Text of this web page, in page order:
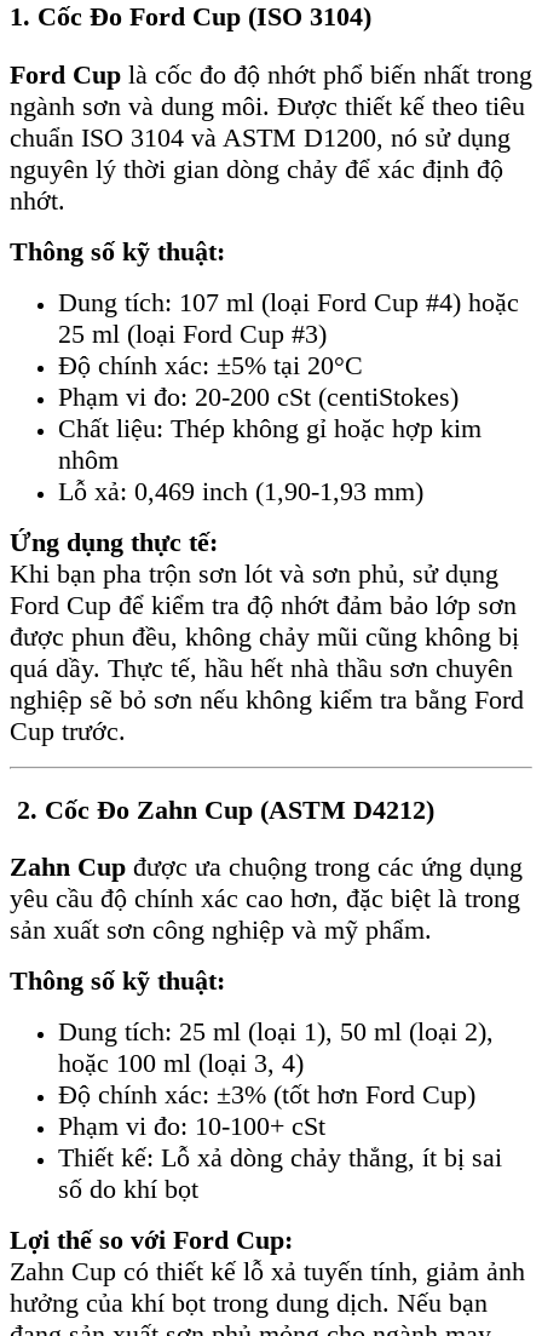
1. Cốc Đo Ford Cup (ISO 3104)
Ford Cup là cốc đo độ nhớt phổ biến nhất trong
ngành sơn và dung môi. Được thiết kế theo tiêu
chuẩn ISO 3104 và ASTM D1200, nó sử dụng
nguyên lý thời gian dòng chảy để xác định độ
nhớt.
Thông số kỹ thuật:
Dung tích: 107 ml (loại Ford Cup #4) hoặc
25 ml (loại Ford Cup #3)
Độ chính xác: ±5% tại 20°C
Phạm vi đo: 20-200 cSt (centiStokes)
Chất liệu: Thép không gỉ hoặc hợp kim
nhôm
Lỗ xả: 0,469 inch (1,90-1,93 mm)
Ứng dụng thực tế:
Khi bạn pha trộn sơn lót và sơn phủ, sử dụng
Ford Cup để kiểm tra độ nhớt đảm bảo lớp sơn
được phun đều, không chảy mũi cũng không bị
quá dầy. Thực tế, hầu hết nhà thầu sơn chuyên
nghiệp sẽ bỏ sơn nếu không kiểm tra bằng Ford
Cup trước.
2. Cốc Đo Zahn Cup (ASTM D4212)
Zahn Cup được ưa chuộng trong các ứng dụng
yêu cầu độ chính xác cao hơn, đặc biệt là trong
sản xuất sơn công nghiệp và mỹ phẩm.
Thông số kỹ thuật:
Dung tích: 25 ml (loại 1), 50 ml (loại 2),
hoặc 100 ml (loại 3, 4)
Độ chính xác: ±3% (tốt hơn Ford Cup)
Phạm vi đo: 10-100+ cSt
Thiết kế: Lỗ xả dòng chảy thẳng, ít bị sai
số do khí bọt
Lợi thế so với Ford Cup:
Zahn Cup có thiết kế lỗ xả tuyến tính, giảm ảnh
hưởng của khí bọt trong dung dịch. Nếu bạn